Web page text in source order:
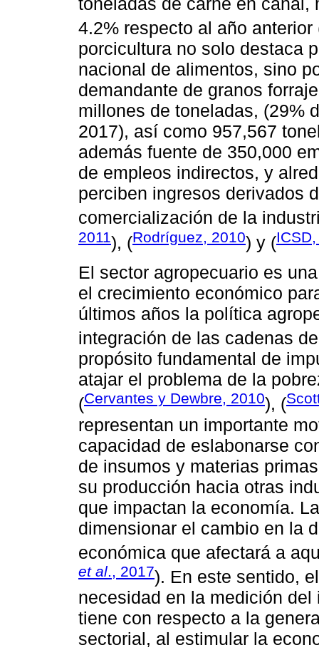
4.2% respecto al año anterior
porcicultura no solo destaca
nacional de alimentos, sino
demandante de granos
millones de toneladas, (29%
2017), así como 957,567
además fuente de 350,000
de empleos indirectos, y
perciben ingresos derivados
comercialización de la
2011), (Rodríguez, 2010) y (
El sector agropecuario es
el crecimiento económico
últimos años la política
integración de las cadenas
propósito fundamental de
atajar el problema de la
(Cervantes y Dewbre, 2010), (
representan un importante
capacidad de eslabonarse
de insumos y materias
su producción hacia otras
que impactan la economía.
dimensionar el cambio en la
económica que afectará a
et al., 2017). En este sentido,
necesidad en la medición
tiene con respecto a la
sectorial, al estimular la